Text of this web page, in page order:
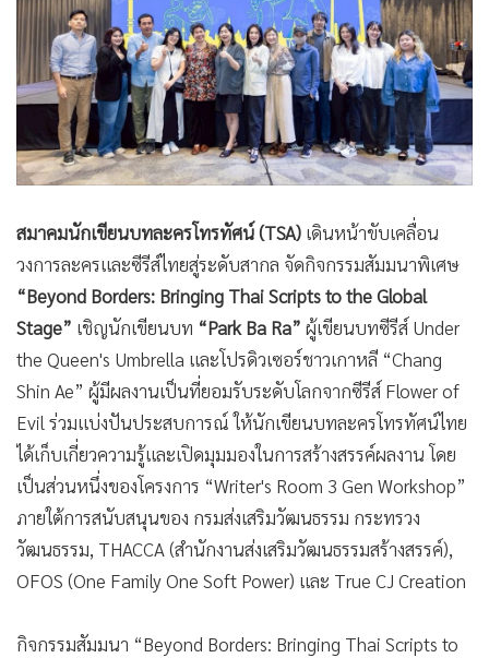
• กีฬา
ต่างประเทศ
• Special Scoop
เศรษฐกิจ-ธุรกิจ
• จีน
• ชุมชน-คุณภาพชีวิต
อาชญากรรม
• เกม
• วิทยาศาสตร์
• SMEs
• หุ้น
• อินโดจีน
• กองทุนรวม
• Celeb Online
• Factcheck
• ญี่ปุ่น
• News1
สมาคมนักเขียนบทละครโทรทัศน์ (TSA) เดินหน้าขับเคลื่อน
วงการละครและซีรีส์ไทยสู่ระดับสากล จัดกิจกรรมสัมมนาพิเศษ
“Beyond Borders: Bringing Thai Scripts to the Global
Stage” เชิญนักเขียนบท “Park Ba Ra” ผู้เขียนบทซีรีส์ Under
the Queen's Umbrella และโปรดิวเซอร์ชาวเกาหลี “Chang
Shin Ae” ผู้มีผลงานเป็นที่ยอมรับระดับโลกจากซีรีส์ Flower of
Evil ร่วมแบ่งปันประสบการณ์ ให้นักเขียนบทละครโทรทัศน์ไทย
ได้เก็บเกี่ยวความรู้และเปิดมุมมองในการสร้างสรรค์ผลงาน โดย
เป็นส่วนหนึ่งของโครงการ “Writer's Room 3 Gen Workshop”
ภายใต้การสนับสนุนของ กรมส่งเสริมวัฒนธรรม กระทรวง
วัฒนธรรม, THACCA (สำนักงานส่งเสริมวัฒนธรรมสร้างสรรค์),
OFOS (One Family One Soft Power) และ True CJ Creation
กิจกรรมสัมมนา “Beyond Borders: Bringing Thai Scripts to